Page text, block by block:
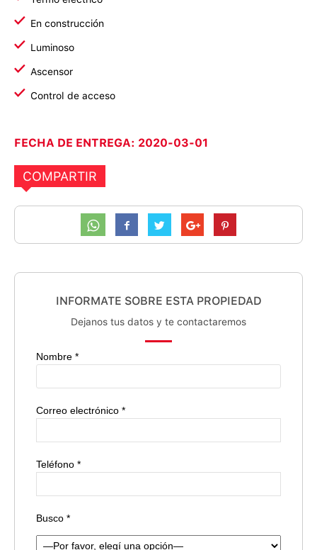
En construcción
Luminoso
Ascensor
Control de acceso
FECHA DE ENTREGA: 2020-03-01
COMPARTIR
INFORMATE SOBRE ESTA PROPIEDAD
Dejanos tus datos y te contactaremos
Nombre *
Correo electrónico *
Teléfono *
Busco *